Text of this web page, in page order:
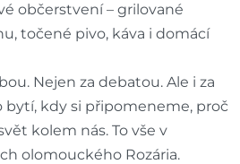
občerstvení – grilované
točené pivo, káva i domácí
Nejen za debatou. Ale i za
kdy si připomeneme, proč
kolem nás. To vše v
olomouckého Rozária.